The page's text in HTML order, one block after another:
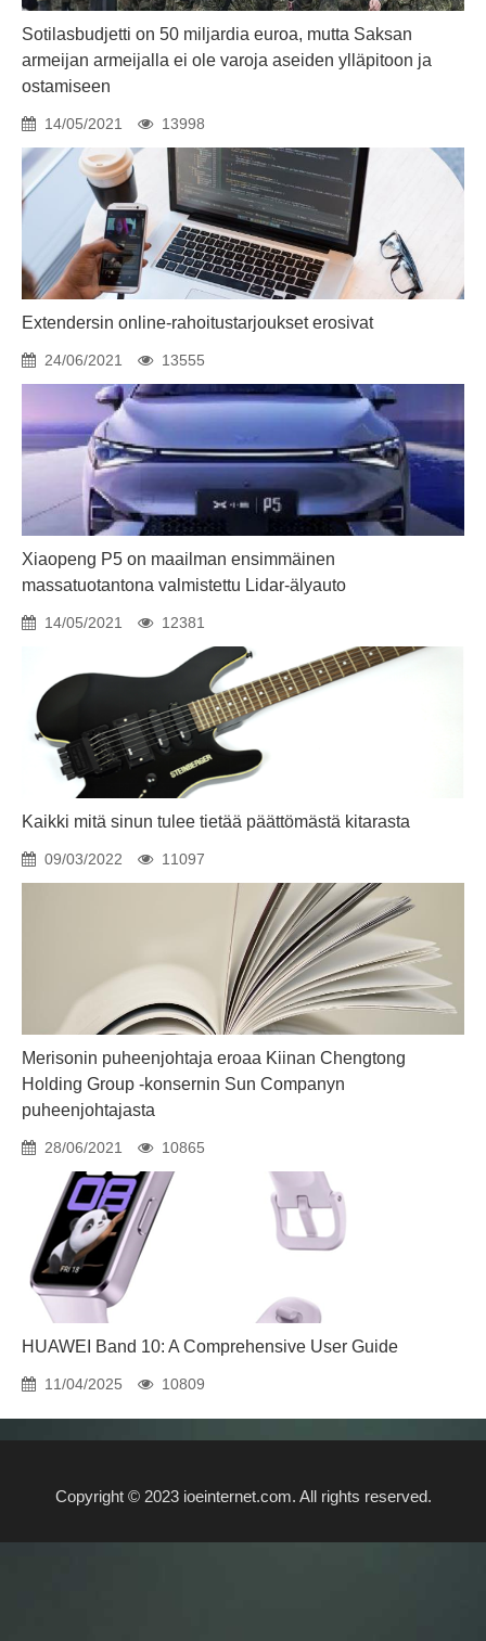
Sotilasbudjetti on 50 miljardia euroa, mutta Saksan
armeijan armeijalla ei ole varoja aseiden ylläpitoon ja
ostamiseen
14/05/2021 13998
Extendersin online-rahoitustarjoukset erosivat
24/06/2021 13555
Xiaopeng P5 on maailman ensimmäinen
massatuotantona valmistettu Lidar-älyauto
14/05/2021 12381
Kaikki mitä sinun tulee tietää päättömästä kitarasta
09/03/2022 11097
Merisonin puheenjohtaja eroaa Kiinan Chengtong
Holding Group -konsernin Sun Companyn
puheenjohtajasta
28/06/2021 10865
HUAWEI Band 10: A Comprehensive User Guide
11/04/2025 10809
Copyright © 2023 ioeinternet.com. All rights reserved.